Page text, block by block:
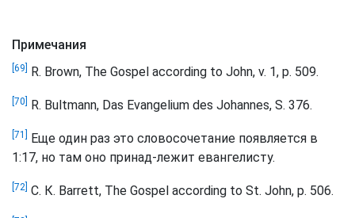
Примечания
[69] R. Brown, The Gospel according to John, v. 1, p. 509.
[70] R. Bultmann, Das Evangelium des Johannes, S. 376.
[71]
Еще один раз это словосочетание появляется в
1:17, но там оно принад-лежит евангелисту.
[72] С. К. Barrett, The Gospel according to St. John, p. 506.